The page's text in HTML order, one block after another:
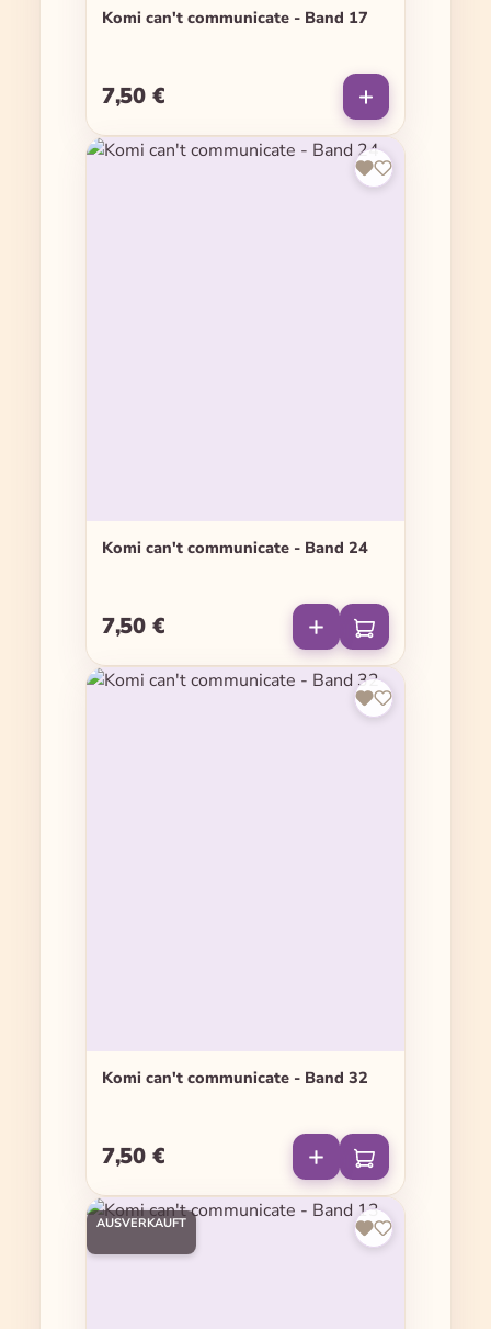
Komi can't communicate - Band 17
Regulärer Preis:
7,50 €
Komi can't communicate - Band 24
Regulärer Preis:
7,50 €
Komi can't communicate - Band 32
Regulärer Preis:
7,50 €
AUSVERKAUFT